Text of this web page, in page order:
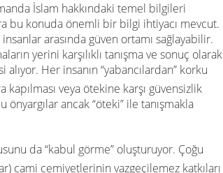
İslam hakkındaki temel bilgileri
bu konuda önemli bir bilgi ihtiyacı mevcut.
arasında güven ortamı sağlayabilir.
yerini karşılıklı tanışma ve sonuç olarak
alıyor. Her insanın “yabancılardan” korku
kapılması veya ötekine karşı güvensizlik
ancak “öteki” ile tanışmakla
da “kabul görme” oluşturuyor. Çoğu
cami cemiyetlerinin vazgeçilemez katkıları